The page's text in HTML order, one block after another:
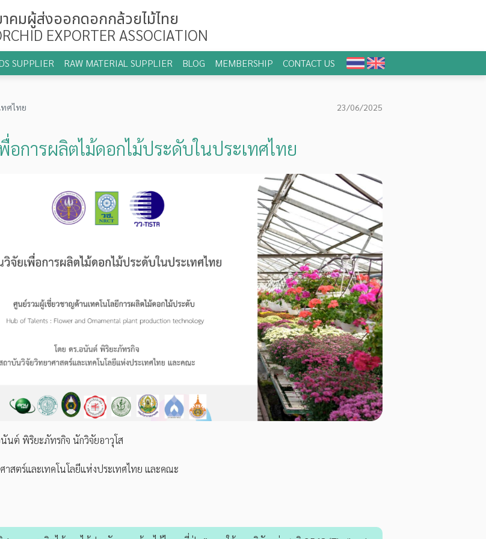
คมผู้ส่งออกดอกกล้วยไม้ไทย
EXPORTER ASSOCIATION
SUPPLIER RAW MATERIAL SUPPLIER BLOG MEMBERSHIP CONTACT US
ทศไทย 23/06/2025
อการผลิตไม้ดอกไม้ประดับในประเทศไทย
นต์ พิริยะภัทรกิจ นักวิจัยอาวุโส
สตร์และเทคโนโลยีแห่งประเทศไทย และคณะ